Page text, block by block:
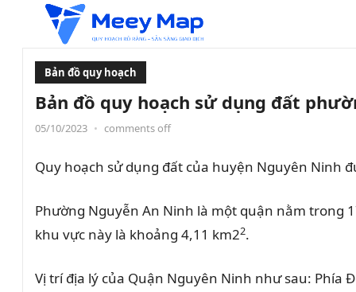
Bản đồ quy hoạch
Bản đồ quy hoạch sử dụng đất
05/10/2023 • comments off
Quy hoạch sử dụng đất của huyện Nguyên Ninh
Phường Nguyễn An Ninh là một quận nằm trong
khu vực này là khoảng 4,11 km22.
Vị trí địa lý của Quận Nguyên Ninh như sau: Phía